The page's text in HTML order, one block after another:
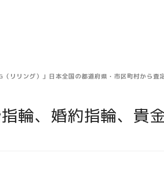
リリング）」日本全国の都道府県・市区町村から査
輪、婚約指輪、貴